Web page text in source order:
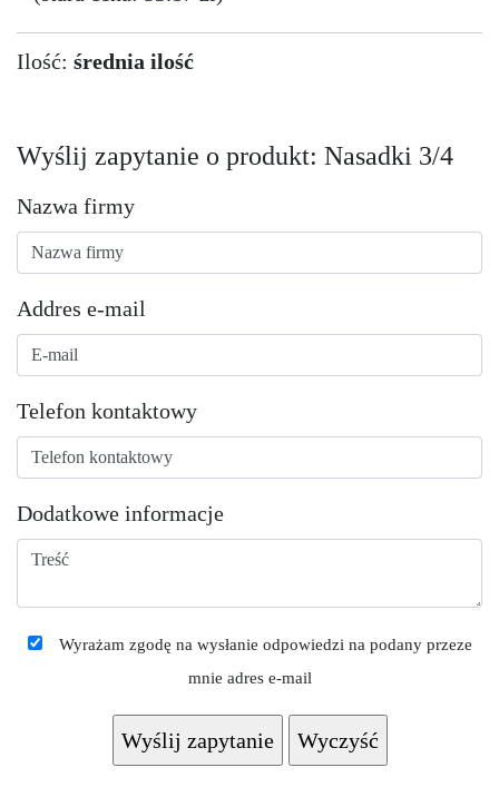
Ilość: średnia ilość
Wyślij zapytanie o produkt: Nasadki 3/4
Nazwa firmy
Addres e-mail
Telefon kontaktowy
Dodatkowe informacje
Wyrażam zgodę na wysłanie odpowiedzi na podany przeze
mnie adres e-mail